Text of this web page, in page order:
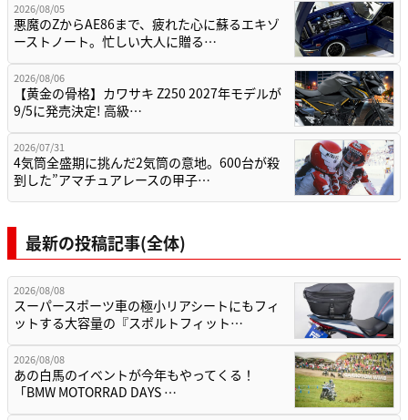
2026/08/05
悪魔のZからAE86まで、疲れた心に蘇るエキゾ
ーストノート。忙しい大人に贈る…
2026/08/06
【黄金の骨格】カワサキ Z250 2027年モデルが
9/5に発売決定! 高級…
2026/07/31
4気筒全盛期に挑んだ2気筒の意地。600台が殺
到した”アマチュアレースの甲子…
最新の投稿記事(全体)
2026/08/08
スーパースポーツ車の極小リアシートにもフィ
ットする大容量の『スポルトフィット…
2026/08/08
あの白馬のイベントが今年もやってくる！
「BMW MOTORRAD DAYS …